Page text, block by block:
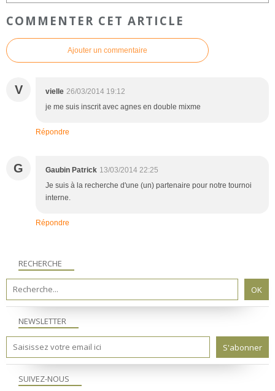
COMMENTER CET ARTICLE
Ajouter un commentaire
V vielle 26/03/2014 19:12
je me suis inscrit avec agnes en double mixme
Répondre
G Gaubin Patrick 13/03/2014 22:25
Je suis à la recherche d'une (un) partenaire pour notre tournoi
interne.
Répondre
NEWSLETTER
SUIVEZ-NOUS
RECHERCHE